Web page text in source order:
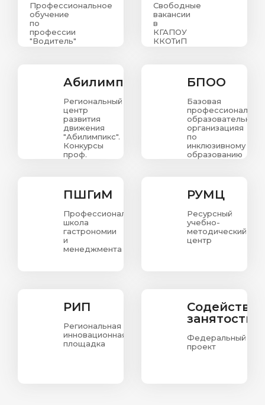
Профессиональное
обучение
по
профессии
"Водитель"
Свободные
вакансии
в
КГАПОУ
ККОТиП
Абилимпикс
Региональный
центр
развития
движения
"Абилимпикс".
Конкурсы
проф.
ограниченными
возможностями
БПОО
Базовая
образовательная
организацияя
по
инклюзивному
образованию
ПШГиМ
Профессиональная
школа
гастрономии
и
менеджмента
РУМЦ
Ресурсный
учебно-
методический
центр
РИП
Региональная
инновационная
площадка
Содействие
занятости
Федеральный
проект